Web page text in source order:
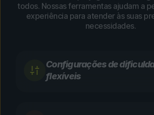
todos. Nossas ferramentas ajudam a
experiência para atender às suas
necessidades.
Configurações de
flexíveis